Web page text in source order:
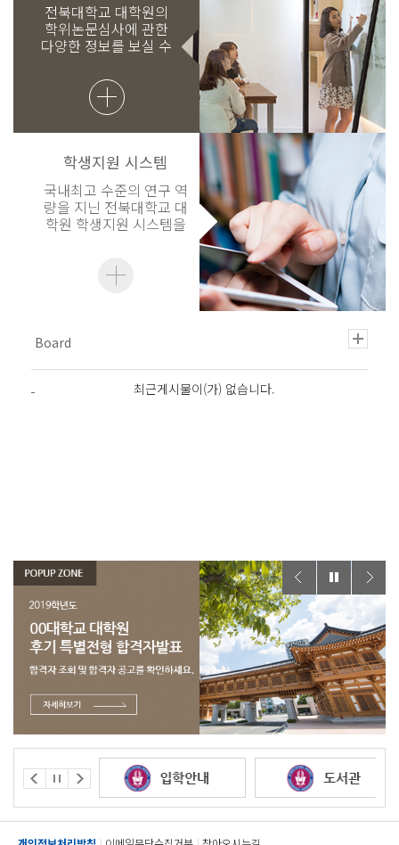
전북대학교 대학원의
학위논문심사에 관한
다양한 정보를 보실 수
학생지원 시스템
국내최고 수준의 연구 역
량을 지닌 전북대학교 대
학원 학생지원 시스템을
최근게시물이(가) 없습니다.